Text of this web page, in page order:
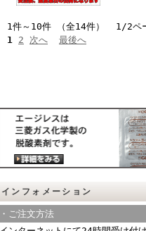
1件～10件 （全14件） 1/2ペ
1 2 次へ 最後へ
インフォメーション
・ご注文方法